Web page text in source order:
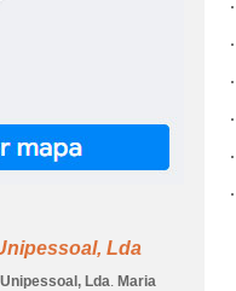
Lda
Lda. Maria